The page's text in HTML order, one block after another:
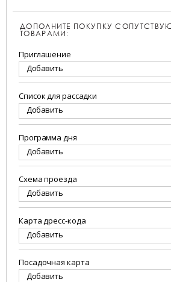
ДОПОЛНИТЕ ПОКУПКУ
ТОВАРАМИ:
Приглашение
Добавить
Список для рассадки
Добавить
Программа дня
Добавить
Схема проезда
Добавить
Карта дресс-кода
Добавить
Посадочная карта
Добавить